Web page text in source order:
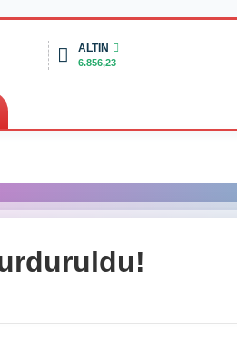
ALTIN
6.856,23